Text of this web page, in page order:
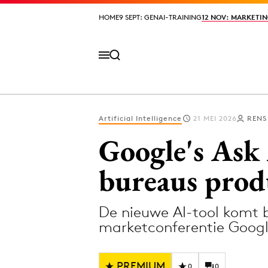
HOME9 SEPT: GENAI-TRAINING12 NOV:
HOME9 SEPT: GENAI-TRAINING12 NOV:
Volg het laatste nieuws via de Adformatie
Design
Digital
Diversiteit
Artificial Intelligence 21 MEI 2026
Google's
bureaus
De nieuwe AI-tool komt
marketconferentie
0 0